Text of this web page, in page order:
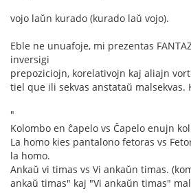
vojo laŭn kurado (kurado laŭ vojo).
Eble ne unuafoje, mi prezentas
inversigi
prepoziciojn, korelativojn kaj aliajn
tiel que ili sekvas anstataŭ malsekvas.
"
Kolombo en ĉapelo vs Ĉapelo enujn
La homo kies pantalono fetoras vs
la homo.
Ankaŭ vi timas vs Vi ankaŭn timas.
ankaŭ timas" kaj "Vi ankaŭn timas"